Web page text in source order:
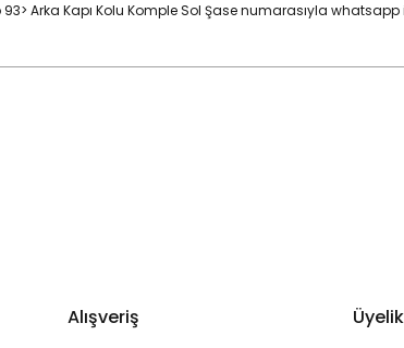
93> Arka Kapı Kolu Komple Sol Şase numarasıyla
Alışveriş Üyelik